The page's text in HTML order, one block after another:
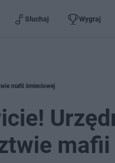
Słuchaj Wygraj
mafii śmieciowej